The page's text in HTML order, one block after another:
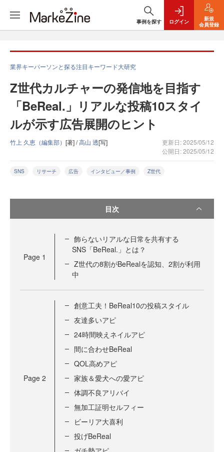
事例を探す ログイン
新規
会員登録
業界キーパーソンと探る注目キーワード大研究
Z世代カルチャーの発信地を目指す
「BeReal.」リアルな投稿10スタイ
ルが示す広告展開のヒント
竹上 久恵（編集部） [著] /高山 透[写]
更新日: 2025/05/12
公開日: 2025/05/12
SNS リサーチ 広告 インタビュー／事例 Z世代
目次
Page 1
飾らないリアルな日常を共有する
SNS「BeReal.」とは？
Z世代の8割がBeRealを認知、2割が利用
中
Page 2
創意工夫！BeReal10の投稿スタイル
友達多いアピ
24時間映えネイルアピ
間に合わせBeReal
QOL高めアピ
家族＆愛犬への愛アピ
体調不良アリバイ
無加工証明セルフィー
ビーリア大喜利
投げBeReal